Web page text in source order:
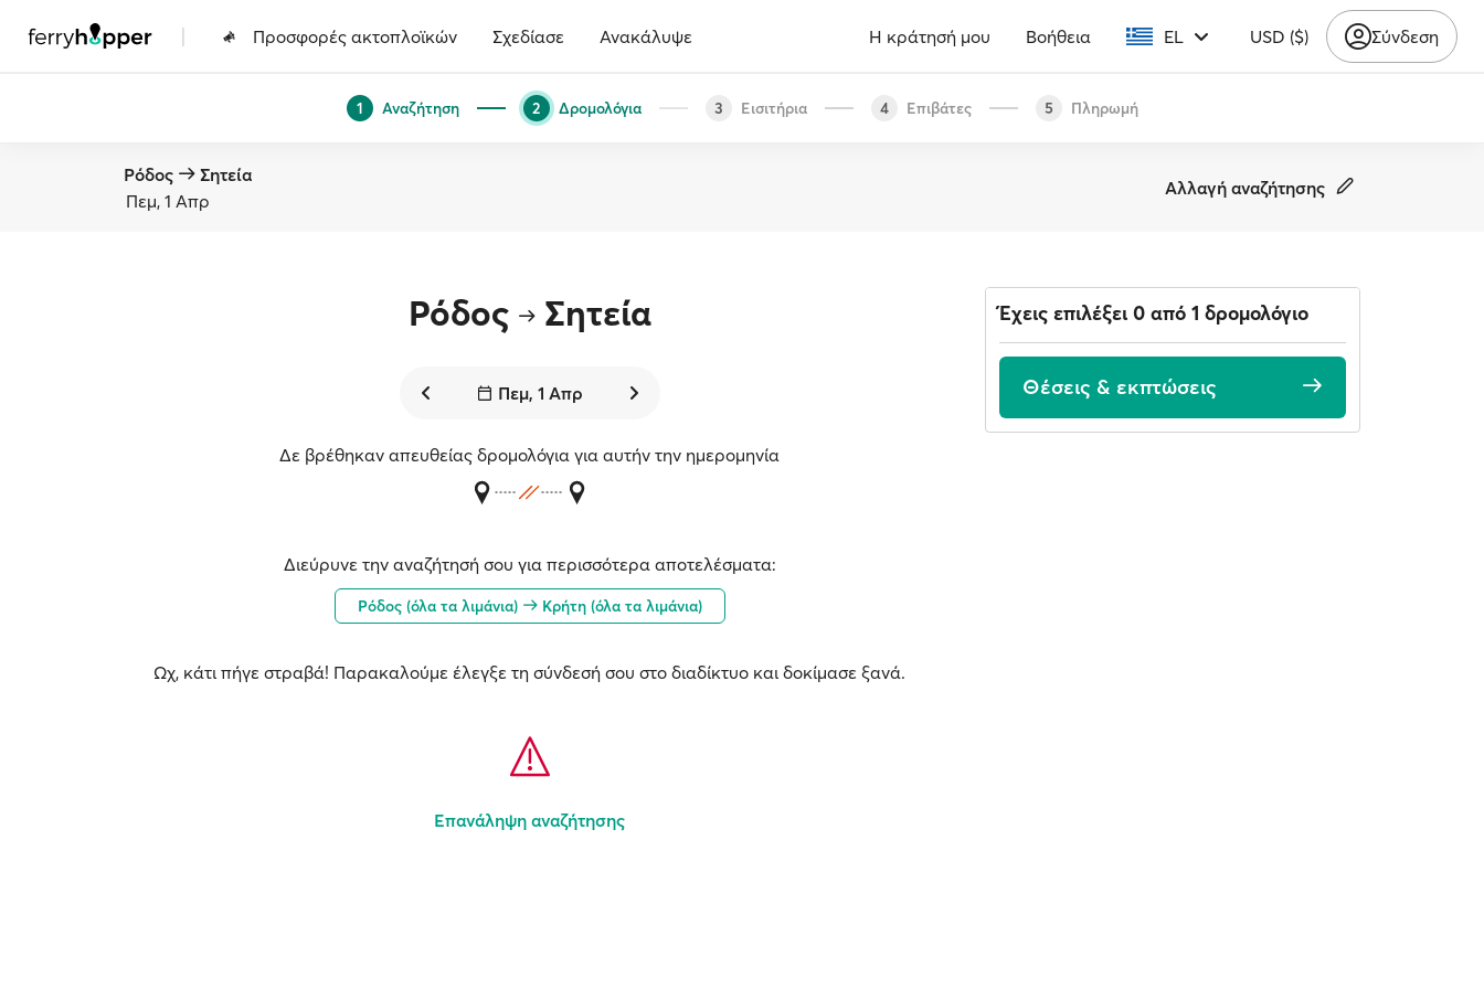
| Προσφορές ακτοπλοϊκών Σχεδίασε Ανακάλυψε Η κράτησή μου Βοήθεια EL USD ($) Σύνδεση
1 Αναζήτηση 2 Δρομολόγια 3 Εισιτήρια 4 Επιβάτες 5 Πληρωμή
Ρόδος
Σητεία
Πεμ, 1 Απρ
Αλλαγή αναζήτησης
Ρόδος Σητεία
Πεμ, 1 Απρ
Δε βρέθηκαν απευθείας δρομολόγια για αυτήν την ημερομηνία
Διεύρυνε την αναζήτησή σου για περισσότερα αποτελέσματα:
Ρόδος (όλα τα λιμάνια) Κρήτη (όλα τα λιμάνια)
Ωχ, κάτι πήγε στραβά! Παρακαλούμε έλεγξε τη σύνδεσή σου στο διαδίκτυο και δοκίμασε ξανά.
Επανάληψη αναζήτησης
Έχεις επιλέξει 0 από 1 δρομολόγιο
Θέσεις & εκπτώσεις